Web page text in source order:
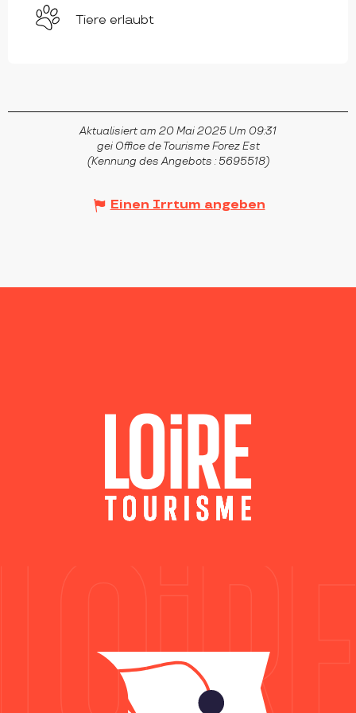
Tiere erlaubt
Aktualisiert am 20 Mai 2025 Um 09:31
gei Office de Tourisme Forez Est
(Kennung des Angebots : 5695518)
Einen Irrtum angeben